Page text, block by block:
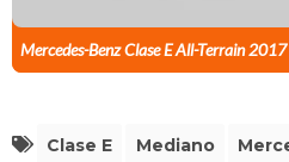
Mercedes-Benz Clase E All-Terrain 2017
Clase E Mediano